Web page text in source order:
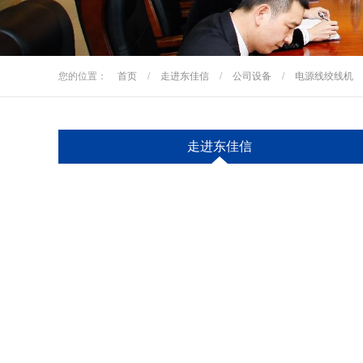
您的位置： 首页 / 走进东佳信 / 公司设备 / 电源线绞线机
走进东佳信